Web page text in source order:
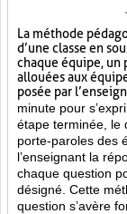
La méthode
d’une classe en
chaque équipe, un
allouées aux
posée par
minute pour
étape terminée, le
porte-paroles des
l’enseignant la
chaque question
désigné. Cette
question s’avère